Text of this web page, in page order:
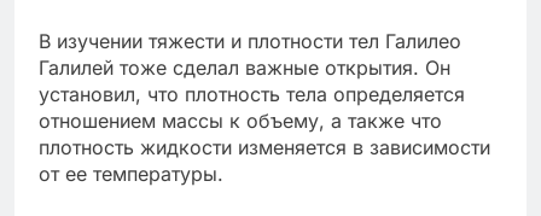
В изучении тяжести и плотности тел Галилео
Галилей тоже сделал важные открытия. Он
установил, что плотность тела определяется
отношением массы к объему, а также что
плотность жидкости изменяется в зависимости
от ее температуры.